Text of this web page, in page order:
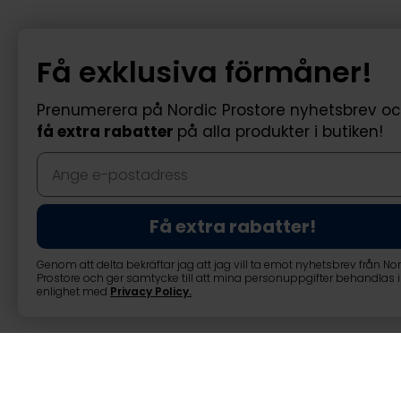
Få exklusiva förmåner!
Prenumerera på Nordic Prostore nyhetsbrev
få extra rabatter på alla produkter i butiken!
Få extra rabatter!
Genom att delta bekräftar jag att jag vill ta emot nyhetsbrev från
Prostore och ger samtycke till att mina personuppgifter behandlas i
enlighet med Privacy Policy.